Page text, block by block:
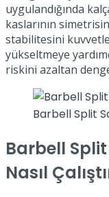
uygulandığında
kaslarının
stabilitesini
yükseltmeye
riskini azaltan
Barbell Split
Barbell
Nasıl